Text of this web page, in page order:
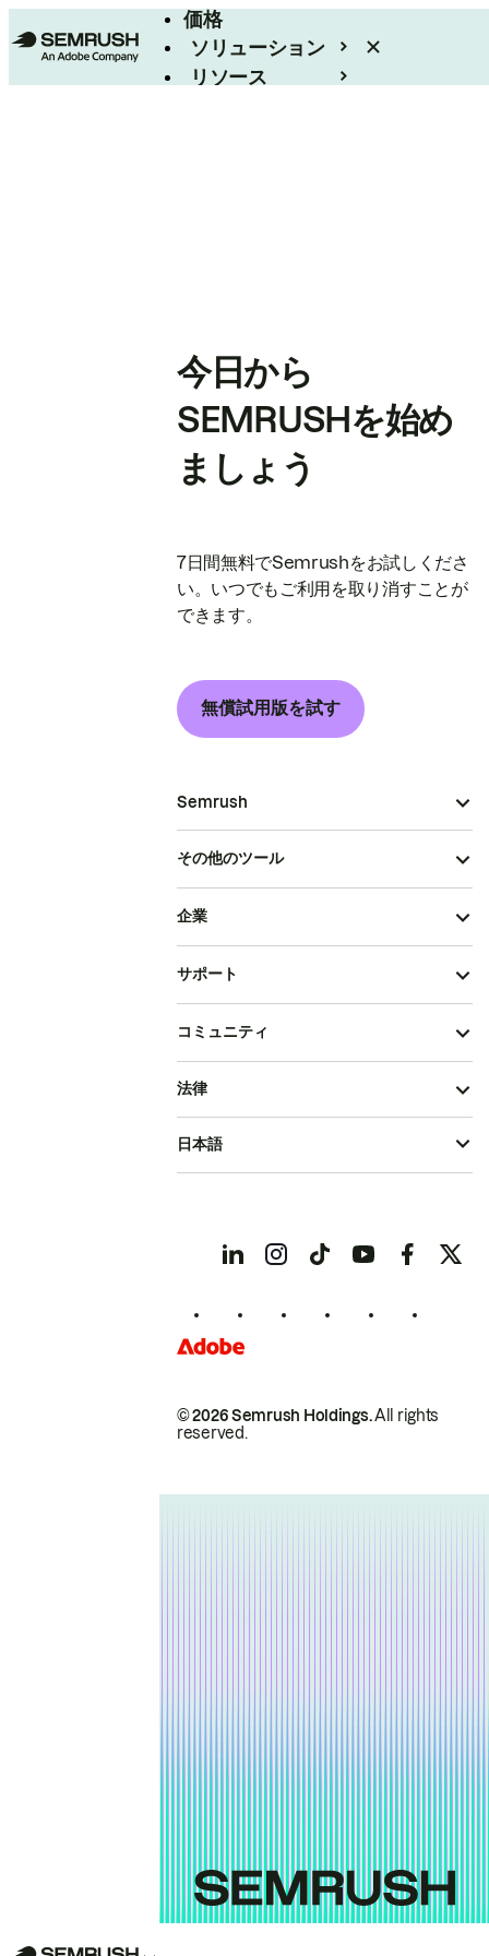
価格
ソリューション
リソース
今日から
SEMRUSHを始め
ましょう
7日間無料でSemrushをお試しくださ
い。いつでもご利用を取り消すことが
できます。
無償試用版を試す
Semrush
その他のツール
企業
サポート
コミュニティ
© 2026 Semrush Holdings.All rights
reserved.
法律
日本語